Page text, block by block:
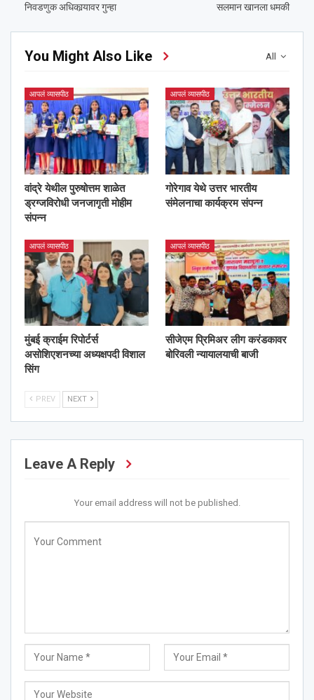
निवडणुक अधिकार्‍यावर गुन्हा
सलमान खानला धमकी
All
You Might Also Like
आपलं व्यासपीठ
वांद्रे येथील पुरुषोत्तम शाळेत
ड्रग्जविरोधी जनजागृती मोहीम
संपन्न
आपलं व्यासपीठ
गोरेगाव येथे उत्तर भारतीय
संमेलनाचा कार्यक्रम संपन्न
आपलं व्यासपीठ
मुंबई क्राईम रिपोर्टर्स
असोशिएशनच्या अध्यक्षपदी विशाल
सिंग
आपलं व्यासपीठ
सीजेएम प्रिमिअर लीग करंडकावर
बोरिवली न्यायालयाची बाजी
PREV NEXT
Leave A Reply
Your email address will not be published.